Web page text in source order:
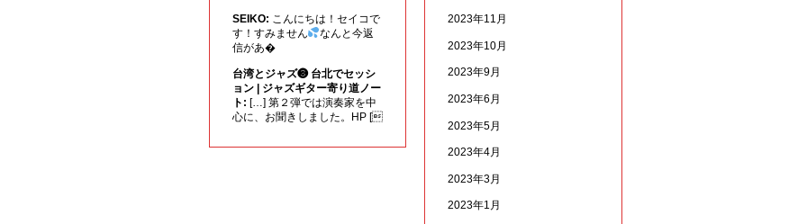
SEIKO: こんにちは！セイコで
す！すみません
なんと今返
信があ�
台湾とジャズ❸ 台北でセッシ
ョン | ジャズギター寄り道ノー
ト: […] 第２弾では演奏家を中
心に、お聞きしました。HP [
2023年11月
2023年10月
2023年9月
2023年6月
2023年5月
2023年4月
2023年3月
2023年1月